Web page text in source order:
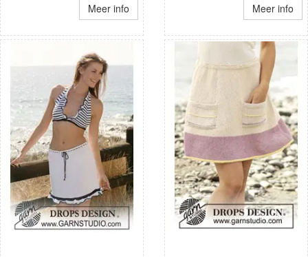
Meer info Meer info